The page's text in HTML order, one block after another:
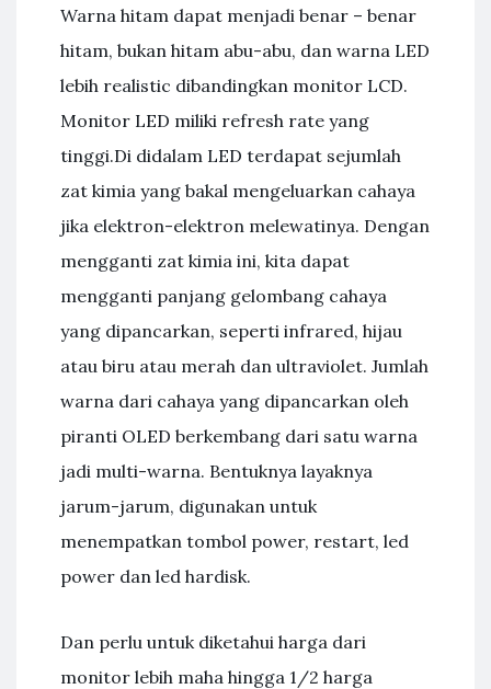
Warna hitam dapat menjadi benar – benar
hitam, bukan hitam abu-abu, dan warna LED
lebih realistic dibandingkan monitor LCD.
Monitor LED miliki refresh rate yang
tinggi.Di didalam LED terdapat sejumlah
zat kimia yang bakal mengeluarkan cahaya
jika elektron-elektron melewatinya. Dengan
mengganti zat kimia ini, kita dapat
mengganti panjang gelombang cahaya
yang dipancarkan, seperti infrared, hijau
atau biru atau merah dan ultraviolet. Jumlah
warna dari cahaya yang dipancarkan oleh
piranti OLED berkembang dari satu warna
jadi multi-warna. Bentuknya layaknya
jarum-jarum, digunakan untuk
menempatkan tombol power, restart, led
power dan led hardisk.
Dan perlu untuk diketahui harga dari
monitor lebih maha hingga 1/2 harga